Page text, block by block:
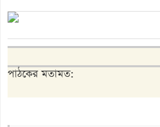
পাঠকের মতামত: